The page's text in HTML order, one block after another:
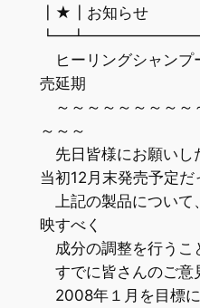
┃★┃お知らせ
ヒーリングシャンプ
売延期
～～～～～～～～～
～～～
先日皆様にお願いし
当初12月末発売予定だ
上記の製品について
映すべく
成分の調整を行うこ
すでに皆さんのご意
2008年１月を目標